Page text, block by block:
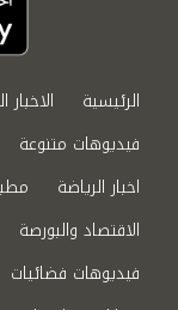
الرئيسية الاخبار
فيديوهات متنوعة
اخبار الرياضة
الاقتصاد والبورصة
فيديوهات فضائيات